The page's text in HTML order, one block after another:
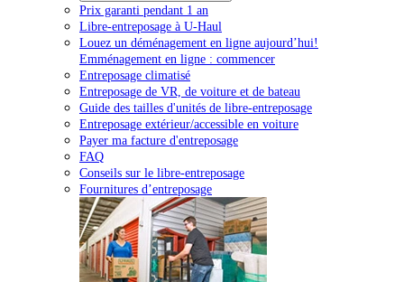
Prix garanti pendant 1 an
Libre-entreposage à U-Haul
Louez un déménagement en ligne aujourd’hui!
Emménagement en ligne : commencer
Entreposage climatisé
Entreposage de VR, de voiture et de bateau
Guide des tailles d'unités de libre-entreposage
Entreposage extérieur/accessible en voiture
Payer ma facture d'entreposage
FAQ
Conseils sur le libre-entreposage
Fournitures d’entreposage